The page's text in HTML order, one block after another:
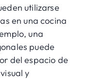
utilizarse
en una cocina
una
puede
del espacio de
y